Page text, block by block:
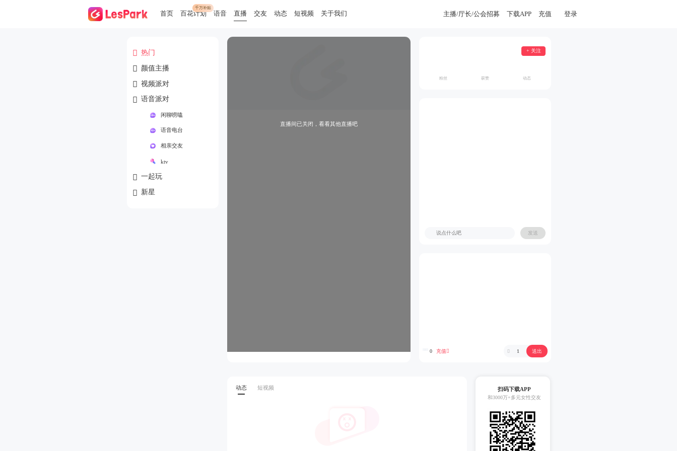
首页
千万补贴
百花计划 语音 直播 交友 动态 短视频 关于我们 主播/厅长/公会招募 下载APP 充值 登录
 热门
 颜值主播
 视频派对
 语音派对
闲聊唠嗑
语音电台
相亲交友
ktv
 一起玩
 新星
直播间已关闭，看看其他直播吧
+ 关注
粉丝 获赞 动态
发送
0 充值  1 送出
动态 短视频 扫码下载APP
和3000万+多元女性交友